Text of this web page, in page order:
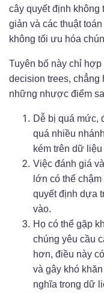
cây quyết định không
giản và các thuật
không tối ưu hóa
Tuyên bố này chỉ hợp
decision trees, chẳng
những nhược điểm
Dễ bị quá mức,
quá nhiều
kém trên dữ
Việc đánh giá
lớn có thể
quyết định dựa
vào.
Họ có thể gặp
chúng yêu cầu
hơn, điều này
và gây khó
nghĩa trong dữ